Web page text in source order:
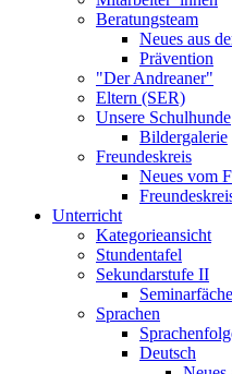
Beratungsteam
Neues aus
Prävention
"Der Andreaner"
Eltern (SER)
Unsere Schulhunde
Bildergalerie
Freundeskreis
Neues vom
Unterricht
Kategorieansicht
Stundentafel
Sekundarstufe II
Sprachen
Deutsch